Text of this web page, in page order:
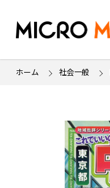
ホーム 社会一般